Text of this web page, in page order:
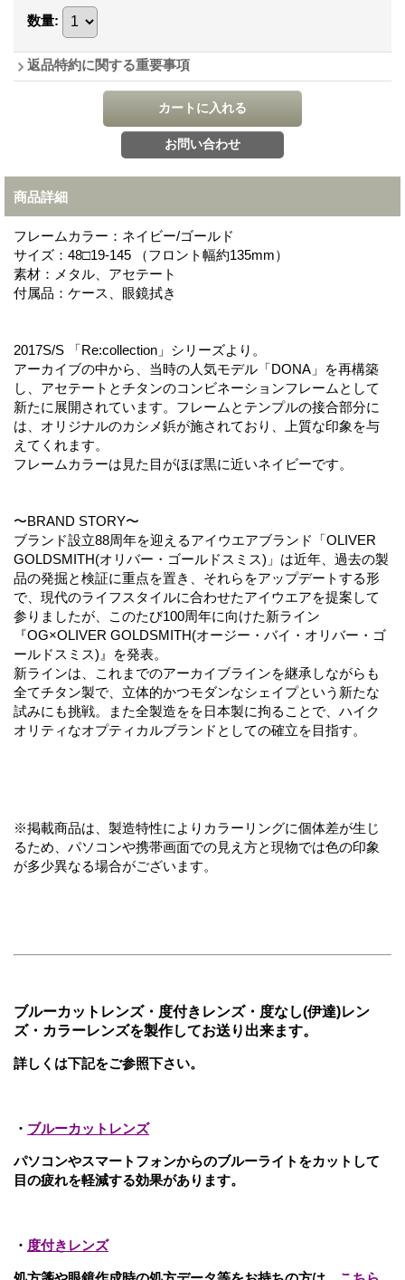
数量:
返品特約に関する重要事項
商品詳細
フレームカラー：ネイビー/ゴールド
サイズ：48□19-145 （フロント幅約135mm）
素材：メタル、アセテート
付属品：ケース、眼鏡拭き
2017S/S 「Re:collection」シリーズより。
アーカイブの中から、当時の人気モデル「DONA」を再構築
し、アセテートとチタンのコンビネーションフレームとして
新たに展開されています。フレームとテンプルの接合部分に
は、オリジナルのカシメ鋲が施されており、上質な印象を与
えてくれます。
フレームカラーは見た目がほぼ黒に近いネイビーです。
〜BRAND STORY〜
ブランド設立88周年を迎えるアイウエアブランド「OLIVER
GOLDSMITH(オリバー・ゴールドスミス)」は近年、過去の製
品の発掘と検証に重点を置き、それらをアップデートする形
で、現代のライフスタイルに合わせたアイウエアを提案して
参りましたが、このたび100周年に向けた新ライン
『OG×OLIVER GOLDSMITH(オージー・バイ・オリバー・ゴ
ールドスミス)』を発表。
新ラインは、これまでのアーカイブラインを継承しながらも
全てチタン製で、立体的かつモダンなシェイプという新たな
試みにも挑戦。また全製造をを日本製に拘ることで、ハイク
オリティなオプティカルブランドとしての確立を目指す。
※掲載商品は、製造特性によりカラーリングに個体差が生じ
るため、パソコンや携帯画面での見え方と現物では色の印象
が多少異なる場合がございます。
ブルーカットレンズ・度付きレンズ・度なし(伊達)レン
ズ・カラーレンズを製作してお送り出来ます。
詳しくは下記をご参照下さい。
・ ブルーカットレンズ
パソコンやスマートフォンからのブルーライトをカットして
目の疲れを軽減する効果があります。
・ 度付きレンズ